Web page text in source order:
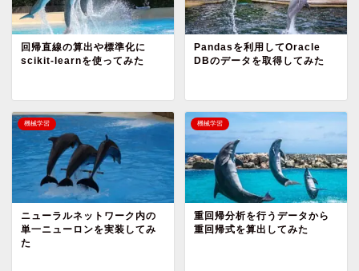
回帰直線の算出や標準化に
scikit-learnを使ってみた
Pandasを利用してOracle
DBのデータを取得してみた
機械学習
ニューラルネットワーク内の
単一ニューロンを実装してみ
た
機械学習
重回帰分析を行うデータから
重回帰式を算出してみた